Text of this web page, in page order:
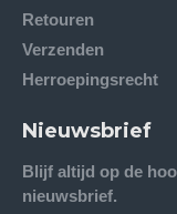
Retouren
Verzenden
Herroepingsrecht
Nieuwsbrief
Blijf altijd op de
nieuwsbrief.